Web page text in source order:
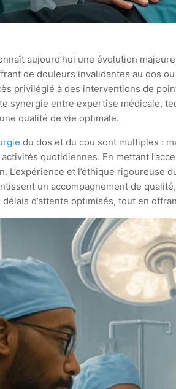
aujourd’hui une évolution
de douleurs invalidantes au dos
privilégié à des interventions de
synergie entre expertise médicale,
qualité de vie optimale.
du dos et du cou sont multiples :
quotidiennes. En mettant
L’expérience et l’éthique
un accompagnement de
d’attente optimisés, tout en